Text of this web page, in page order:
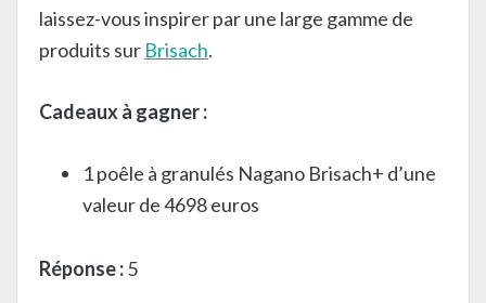
laissez-vous inspirer par une large gamme de
produits sur Brisach.
Cadeaux à gagner :
1 poêle à granulés Nagano Brisach+ d’une
valeur de 4698 euros
Réponse :5